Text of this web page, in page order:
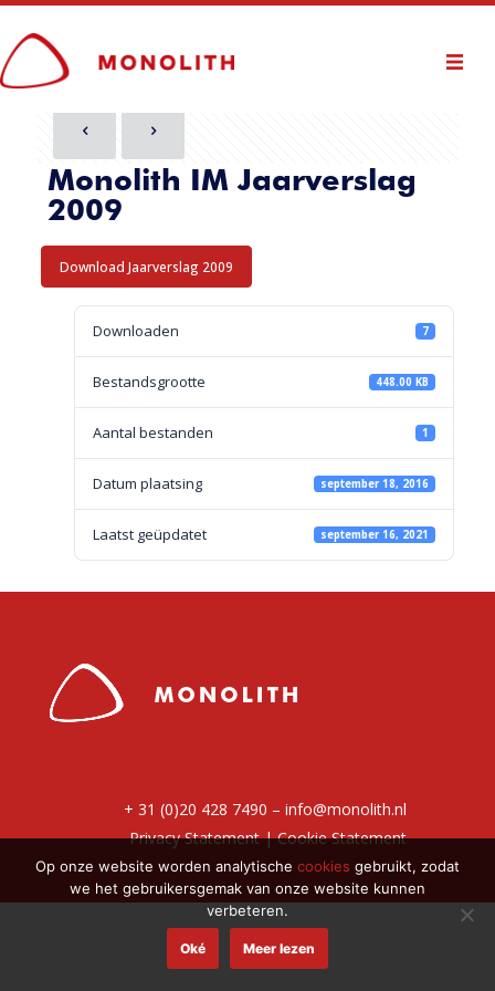
Monolith IM Jaarverslag
2009
Download Jaarverslag 2009
Downloaden 7
Bestandsgrootte 448.00 KB
Aantal bestanden 1
Datum plaatsing september 18, 2016
Laatst geüpdatet september 16, 2021
+ 31 (0)20 428 7490 – info@monolith.nl
Privacy Statement|Cookie Statement
Op onze website worden analytische cookies gebruikt, zodat
we het gebruikersgemak van onze website kunnen
verbeteren.
Oké Meer lezen